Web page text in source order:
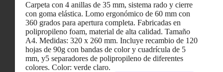
Carpeta con 4 anillas de 35 mm, sistema rado y cierre
con goma elástica. Lomo ergonómico de 60 mm con
360 grados para apertura completa. Fabricadas en
polipropileno foam, material de alta calidad. Tamaño
A4. Medidas: 320 x 260 mm. Incluye recambio de 120
hojas de 90g con bandas de color y cuadrícula de 5
mm, y5 separadores de polipropileno de diferentes
colores. Color: verde claro.